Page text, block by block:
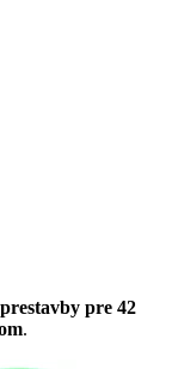
pre 42
.